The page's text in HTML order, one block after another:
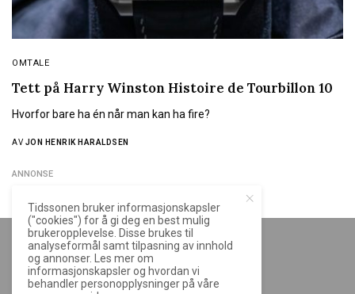
OMTALE
Tett på Harry Winston Histoire de Tourbillon 10
Hvorfor bare ha én når man kan ha fire?
AV JON HENRIK HARALDSEN
ANNONSE
Tidssonen bruker informasjonskapsler
("cookies") for å gi deg en best mulig
brukeropplevelse. Disse brukes til
analyseformål samt tilpasning av innhold
og annonser. Les mer om
informasjonskapsler og hvordan vi
behandler personopplysninger på våre